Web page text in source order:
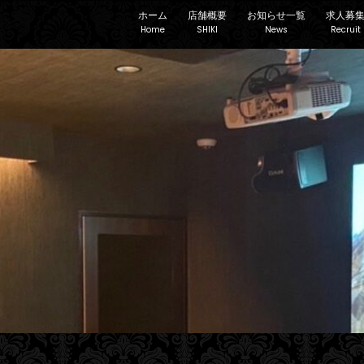
ホーム
Home
店舗概要
SHIKI
お知らせ一覧
News
求人募
Recruit